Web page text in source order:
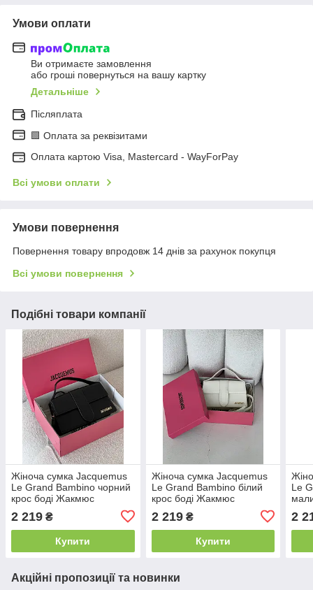
Умови оплати
Ви отримаєте замовлення
або гроші повернуться на вашу картку
Детальніше
Післяплата
🟩 Оплата за реквізитами
Оплата картою Visa, Mastercard - WayForPay
Всі умови оплати
Умови повернення
Повернення товару впродовж 14 днів за рахунок покупця
Всі умови повернення
Подібні товари компанії
Жіноча сумка Jacquemus
Le Grand Bambino чорний
крос боді Жакмюс
2 219 ₴
Купити
Жіноча сумка Jacquemus
Le Grand Bambino білий
крос боді Жакмюс
2 219₴
Купити
Le
2
Акційні пропозиції та новинки